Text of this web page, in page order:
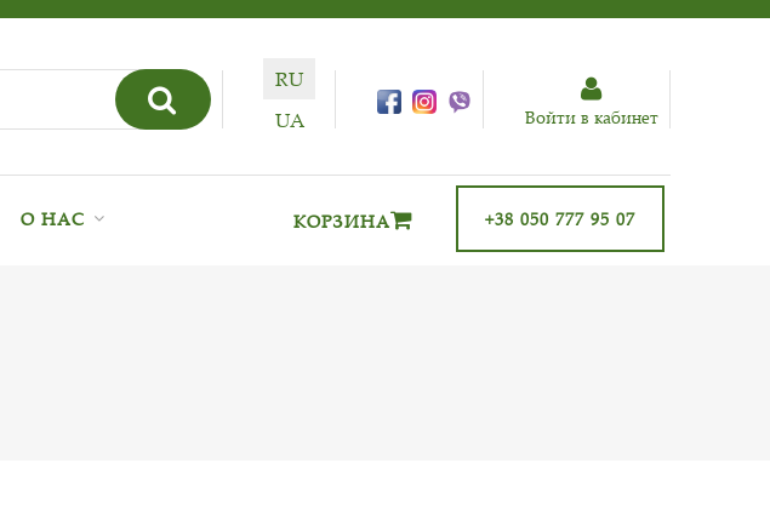
RU
UA
Войти в кабинет
О НАС +38 050 777 95 07
КОРЗИНА